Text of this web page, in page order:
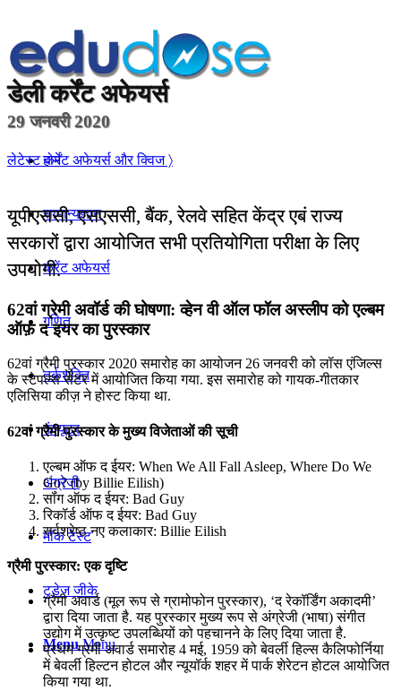
होम
सामान्यज्ञान
करेंट अफेयर्स
गणित
तर्कशक्ति
कंप्यूटर
अंग्रेजी
मॉक टेस्ट
टुडेज जीके
Menu Menu
डेली कर्रेंट अफेयर्स
29 जनवरी 2020
लेटेस्ट कर्रेंट अफेयर्स और क्विज 〉
यूपीएससी, एसएससी, बैंक, रेलवे सहित केंद्र एबं राज्य
सरकारों द्वारा आयोजित सभी प्रतियोगिता परीक्षा के लिए
उपयोगी.
62वां ग्रेमी अवॉर्ड की घोषणा: व्हेन वी ऑल फॉल अस्लीप को एल्बम
ऑफ़ द इयर का पुरस्कार
62वां ग्रैमी पुरस्कार 2020 समारोह का आयोजन 26 जनवरी को लॉस एंजिल्स
के स्टेपल्स सेंटर में आयोजित किया गया. इस समारोह को गायक-गीतकार
एलिसिया कीज़ ने होस्ट किया था.
62वां ग्रैमी पुरस्कार के मुख्य विजेताओं की सूची
एल्बम ऑफ द ईयर: When We All Fall Asleep, Where Do We
Go? (by Billie Eilish)
सॉंग ऑफ द ईयर: Bad Guy
रिकॉर्ड ऑफ द ईयर: Bad Guy
सर्वश्रेष्ठ नए कलाकार: Billie Eilish
ग्रैमी पुरस्कार: एक दृष्टि
ग्रैमी अवार्ड (मूल रूप से ग्रामोफोन पुरस्कार), ‘द रेकॉर्डिंग अकादमी’
द्वारा दिया जाता है. यह पुरस्कार मुख्य रूप से अंग्रेजी (भाषा) संगीत
उद्योग में उत्कृष्ट उपलब्धियों को पहचानने के लिए दिया जाता है.
प्रथम ग्रेमी अवार्ड समारोह 4 मई, 1959 को बेवर्ली हिल्स कैलिफोर्निया
में बेवर्ली हिल्टन होटल और न्यूयॉर्क शहर में पार्क शेरेटन होटल आयोजित
किया गया था.